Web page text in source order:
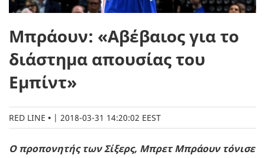
Μπράουν: «Αβέβαιος για το
διάστημα απουσίας του
Εμπίντ»
RED LINE | 2018-03-31 14:20:02 EEST
Ο προπονητής των Σίξερς, Μπρετ Μπράουν τόνισε